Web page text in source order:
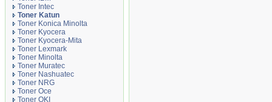
Toner Intec
Toner Katun
Toner Konica Minolta
Toner Kyocera
Toner Kyocera-Mita
Toner Lexmark
Toner Minolta
Toner Muratec
Toner Nashuatec
Toner NRG
Toner Oce
Toner OKI